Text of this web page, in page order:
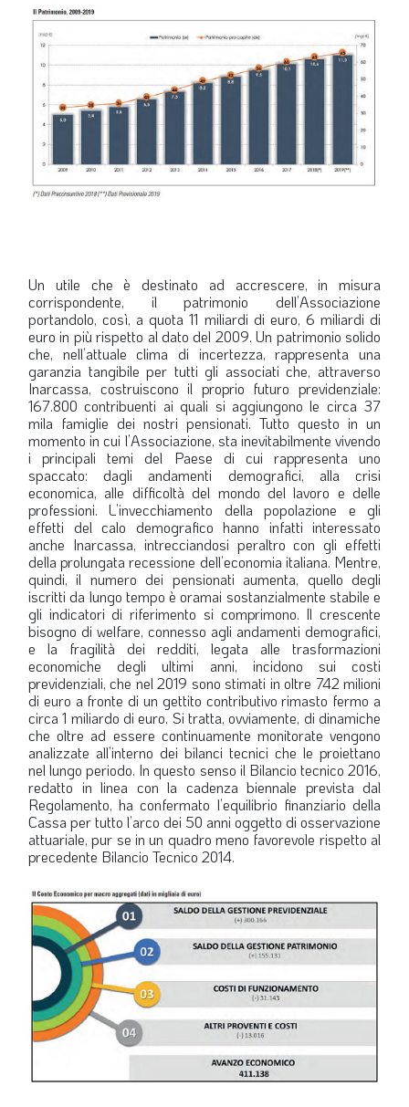
Un utile che è destinato ad accrescere, in misura
corrispondente, il patrimonio dell’Associazione
portandolo, così, a quota 11 miliardi di euro, 6 miliardi di
euro in più rispetto al dato del 2009. Un patrimonio solido
che, nell’attuale clima di incertezza, rappresenta una
garanzia tangibile per tutti gli associati che, attraverso
Inarcassa, costruiscono il proprio futuro previdenziale:
167.800 contribuenti ai quali si aggiungono le circa 37
mila famiglie dei nostri pensionati. Tutto questo in un
momento in cui l’Associazione, sta inevitabilmente vivendo
i principali temi del Paese di cui rappresenta uno
spaccato: dagli andamenti demografici, alla crisi
economica, alle difficoltà del mondo del lavoro e delle
professioni. L’invecchiamento della popolazione e gli
effetti del calo demografico hanno infatti interessato
anche Inarcassa, intrecciandosi peraltro con gli effetti
della prolungata recessione dell’economia italiana. Mentre,
quindi, il numero dei pensionati aumenta, quello degli
iscritti da lungo tempo è oramai sostanzialmente stabile e
gli indicatori di riferimento si comprimono. Il crescente
bisogno di welfare, connesso agli andamenti demografici,
e la fragilità dei redditi, legata alle trasformazioni
economiche degli ultimi anni, incidono sui costi
previdenziali, che nel 2019 sono stimati in oltre 742 milioni
di euro a fronte di un gettito contributivo rimasto fermo a
circa 1 miliardo di euro. Si tratta, ovviamente, di dinamiche
che oltre ad essere continuamente monitorate vengono
analizzate all’interno dei bilanci tecnici che le proiettano
nel lungo periodo. In questo senso il Bilancio tecnico 2016,
redatto in linea con la cadenza biennale prevista dal
Regolamento, ha confermato l’equilibrio finanziario della
Cassa per tutto l’arco dei 50 anni oggetto di osservazione
attuariale, pur se in un quadro meno favorevole rispetto al
precedente Bilancio Tecnico 2014.